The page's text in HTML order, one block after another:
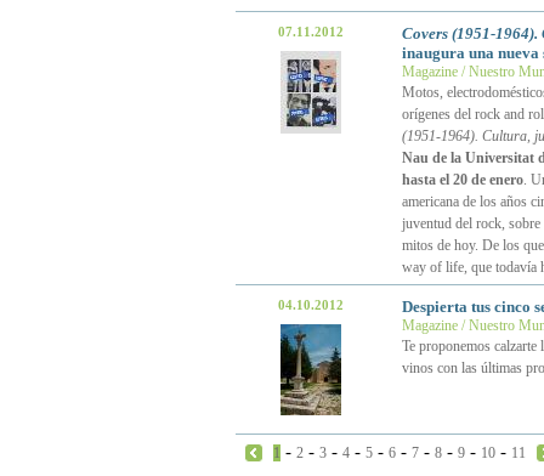
07.11.2012
Covers (1951-
inaugura una nueva
Magazine / Nuestro
Motos,
orígenes del rock and
(1951-1964). Cultura,
Nau de la Universitat
hasta el 20 de enero.
americana de los años
juventud del rock, sobre
mitos de hoy. De los
way of life, que todavía
04.10.2012 Despierta tus cinco
Magazine / Nuestro
Te proponemos calzarte
vinos con las últimas
1 - 2 - 3 - 4 - 5 - 6 - 7 - 8 - 9 - 10 - 11